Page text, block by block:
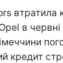
втратила
в
кредит